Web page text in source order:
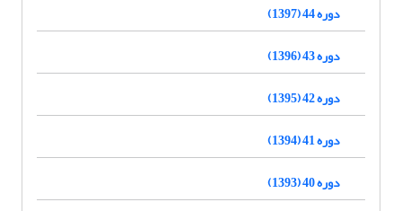
دوره 44 (1397)
دوره 43 (1396)
دوره 42 (1395)
دوره 41 (1394)
دوره 40 (1393)